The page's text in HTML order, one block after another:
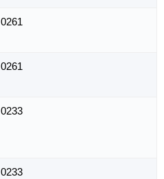
0261
0261
0233
0233